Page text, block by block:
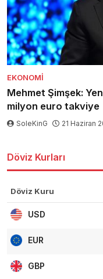
EKONOMI
Mehmet Şimşek:
milyon euro takviye
SoleKinG 21 Haziran
Döviz Kurları
Döviz Kuru
USD
EUR
GBP